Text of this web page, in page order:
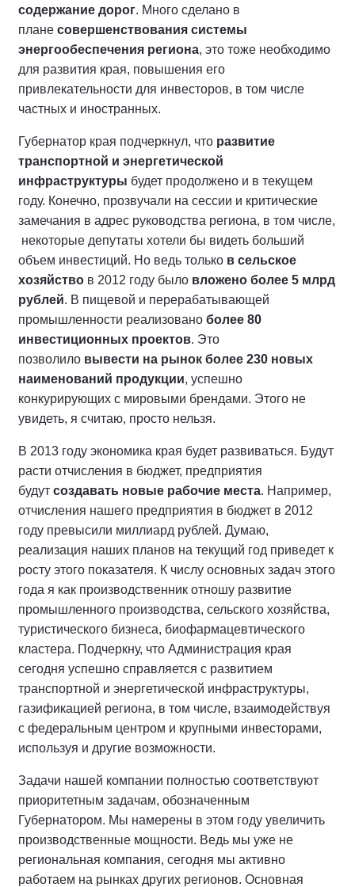
содержание дорог. Много сделано в
плане совершенствования системы
энергообеспечения региона, это тоже необходимо
для развития края, повышения его
привлекательности для инвесторов, в том числе
частных и иностранных.
Губернатор края подчеркнул, что развитие
транспортной и энергетической
инфраструктуры будет продолжено и в текущем
году. Конечно, прозвучали на сессии и критические
замечания в адрес руководства региона, в том числе,
некоторые депутаты хотели бы видеть больший
объем инвестиций. Но ведь только в сельское
хозяйство в 2012 году было вложено более 5 млрд
рублей. В пищевой и перерабатывающей
промышленности реализовано более 80
инвестиционных проектов. Это
позволило вывести на рынок более 230 новых
наименований продукции, успешно
конкурирующих с мировыми брендами. Этого не
увидеть, я считаю, просто нельзя.
В 2013 году экономика края будет развиваться. Будут
расти отчисления в бюджет, предприятия
будут создавать новые рабочие места. Например,
отчисления нашего предприятия в бюджет в 2012
году превысили миллиард рублей. Думаю,
реализация наших планов на текущий год приведет к
росту этого показателя. К числу основных задач этого
года я как производственник отношу развитие
промышленного производства, сельского хозяйства,
туристического бизнеса, биофармацевтического
кластера. Подчеркну, что Администрация края
сегодня успешно справляется с развитием
транспортной и энергетической инфраструктуры,
газификацией региона, в том числе, взаимодействуя
с федеральным центром и крупными инвесторами,
используя и другие возможности.
Задачи нашей компании полностью соответствуют
приоритетным задачам, обозначенным
Губернатором. Мы намерены в этом году увеличить
производственные мощности. Ведь мы уже не
региональная компания, сегодня мы активно
работаем на рынках других регионов. Основная